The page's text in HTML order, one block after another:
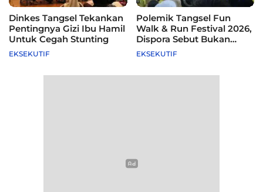
Dinkes Tangsel Tekankan
Pentingnya Gizi Ibu Hamil
Untuk Cegah Stunting
EKSEKUTIF
Polemik Tangsel Fun
Walk & Run Festival 2026,
Dispora Sebut Bukan
Agenda Pemkot
EKSEKUTIF